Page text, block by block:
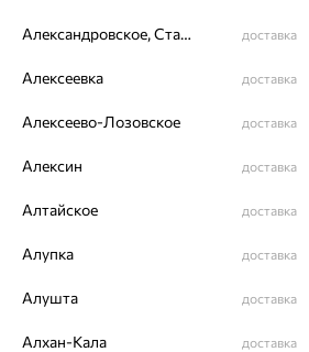
Вес:10.17
Цвет металла:Красный
Страна происхождения:
РОССИЯ
Вставка:
Бренд:ЮЗ АЛЕКСАНДРА
Вес металла:
Александровское, Ставропольский край доставка
Алексеевка доставка
Алексеево-Лозовское доставка
Алексин доставка
Алтайское доставка
Алупка доставка
Алушта доставка
Алхан-Кала доставка